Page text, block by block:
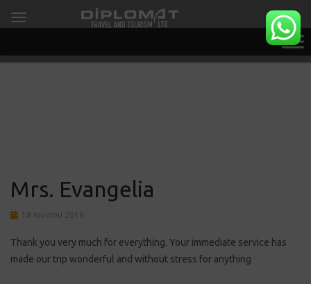
Mrs. Evangelia
18 Ιουνίου 2018
Thank you very much for everything. Your immediate service has
made our trip wonderful and without stress for anything